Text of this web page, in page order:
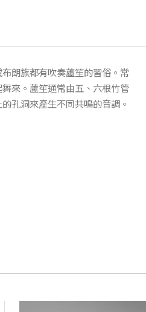
朗族都有吹奏蘆笙的習俗。常
來。蘆笙通常由五、六根竹管
孔洞來產生不同共鳴的音調。